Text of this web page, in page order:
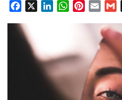
Facebook LinkedInWhatsAppPinterest
Email